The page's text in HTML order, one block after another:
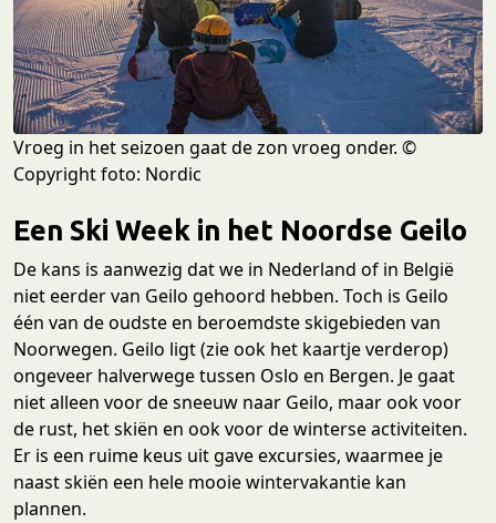
Vroeg in het seizoen gaat de zon vroeg onder. ©
Copyright foto: Nordic
Een Ski Week in het Noordse Geilo
De kans is aanwezig dat we in Nederland of in België
niet eerder van Geilo gehoord hebben. Toch is Geilo
één van de oudste en beroemdste skigebieden van
Noorwegen. Geilo ligt (zie ook het kaartje verderop)
ongeveer halverwege tussen Oslo en Bergen. Je gaat
niet alleen voor de sneeuw naar Geilo, maar ook voor
de rust, het skiën en ook voor de winterse activiteiten.
Er is een ruime keus uit gave excursies, waarmee je
naast skiën een hele mooie wintervakantie kan
plannen.